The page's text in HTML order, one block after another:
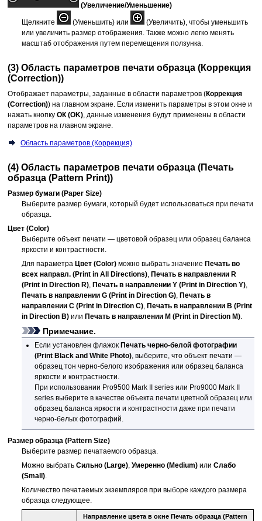
(Увеличение/Уменьшение)
Щелкните (Уменьшить) или
(Увеличить), чтобы уменьшить
или увеличить размер отображения. Также можно легко менять
масштаб отображения путем перемещения ползунка.
(3) Область параметров печати образца (Коррекция
(Correction))
Отображает параметры, заданные в области параметров (Коррекция
(Correction)) на главном экране. Если изменить параметры в этом окне и
нажать кнопкуОК (OK) , данные изменения будут применены в области
параметров на главном экране.
Область параметров (Коррекция)
(4) Область параметров печати образца (Печать
образца (Pattern Print))
Размер бумаги (Paper Size)
Выберите размер бумаги, который будет использоваться при печати
образца.
Цвет (Color)
Выберите объект печати — цветовой образец или образец баланса
яркости и контрастности.
Для параметраЦвет (Color) можно выбрать значениеПечать во
всех направл. (Print in All Directions) ,Печать в направлении R
(Print in Direction R) ,Печать в направлении Y (Print in Direction Y)
Печать в направлении G (Print in Direction G) ,Печать в
направлении C (Print in Direction C) ,Печать в направлении B (Print
in Direction B) илиПечать в направлении M (Print in Direction M)
Примечание.
Если установлен флажокПечать черно-белой фотографии
(Print Black and White Photo) , выберите, что объект печати —
образец тон черно-белого изображения или образец баланса
яркости и контрастности.
При использовании Pro9500 Mark II series или Pro9000 Mark II
series выберите в качестве объекта печати цветной образец или
образец баланса яркости и контрастности даже при печати
черно-белых фотографий.
Размер образца (Pattern Size)
Выберите размер печатаемого образца.
Можно выбратьСильно (Large),Умеренно (Medium) илиСлабо
(Small).
Количество печатаемых экземпляров при выборе каждого размера
образца следующее.
Направление цвета в окнеПечать образца (Pattern